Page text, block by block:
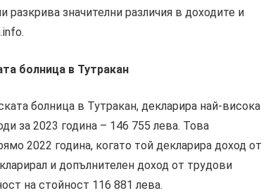
разкрива значителни различия в доходите и
болница в Тутракан
болница в Тутракан, декларира най-висока
за 2023 година – 146 755 лева. Това
2022 година, когато той декларира доход от
и допълнителен доход от трудови
на стойност 116 881 лева.